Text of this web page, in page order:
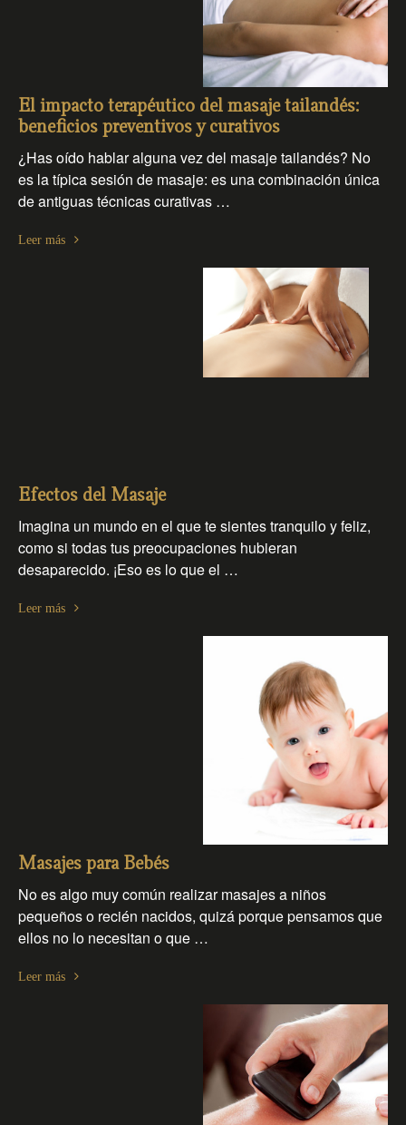
El impacto terapéutico del masaje tailandés:
beneficios preventivos y curativos
¿Has oído hablar alguna vez del masaje tailandés? No
es la típica sesión de masaje: es una combinación única
de antiguas técnicas curativas …
Leer más
Efectos del Masaje
Imagina un mundo en el que te sientes tranquilo y feliz,
como si todas tus preocupaciones hubieran
desaparecido. ¡Eso es lo que el …
Leer más
Masajes para Bebés
No es algo muy común realizar masajes a niños
pequeños o recién nacidos, quizá porque pensamos que
ellos no lo necesitan o que …
Leer más